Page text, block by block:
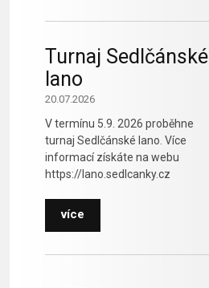
Turnaj Sedlčánské
lano
20.07.2026
V termínu 5.9. 2026 proběhne
turnaj Sedlčánské lano. Více
informací získáte na webu
https://lano.sedlcanky.cz
více